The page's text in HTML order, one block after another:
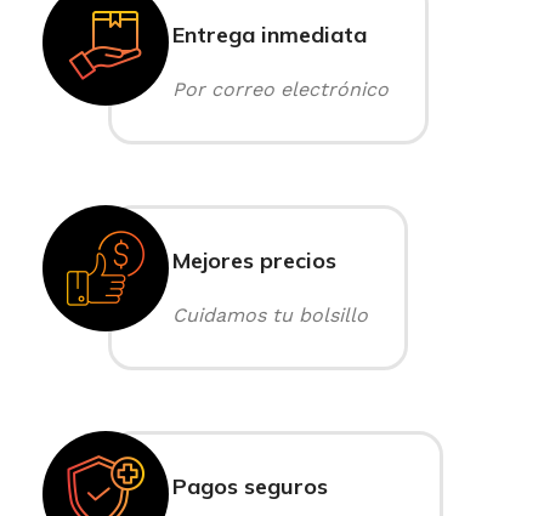
Entrega inmediata
Por correo electrónico
Mejores precios
Cuidamos tu bolsillo
Pagos seguros